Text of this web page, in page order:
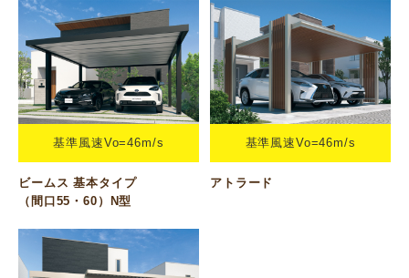
基準風速Vo=46m/s
ビームス 基本タイプ
（間口55・60）N型
基準風速Vo=46m/s
アトラード